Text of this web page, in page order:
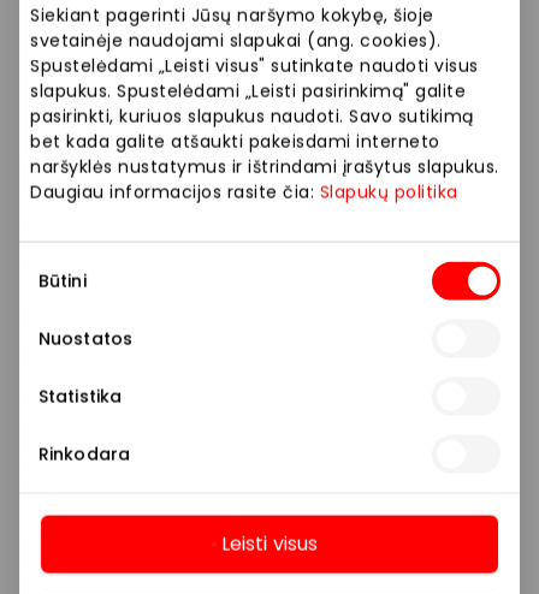
Siekiant pagerinti Jūsų naršymo kokybę, šioje
svetainėje naudojami slapukai (ang. cookies).
Spustelėdami „Leisti visus" sutinkate naudoti visus
slapukus. Spustelėdami „Leisti pasirinkimą" galite
pasirinkti, kuriuos slapukus naudoti. Savo sutikimą
bet kada galite atšaukti pakeisdami interneto
naršyklės nustatymus ir ištrindami įrašytus slapukus.
Daugiau informacijos rasite čia: Slapukų politika
pasirinkimas
Būtini
Nuostatos
Statistika
Rinkodara
Leisti visus
Laimėk elektrinį motociklą: apsipirkite bent už
59€,registruokitėsir laimėkite elektrinį motociklą.
Kas savaitę laimėkite po Zyle karšto oro
gruzdintuvę.
Prekybos ir pramogų centre „AKROPOLIS“
veikiančios parduotuvės ir paslaugų teikėjai
savarankiškai nustato taikomas nuolaidas, jų
dydžius bei kitas aktualias sąlygas.
Stengiamės kuo tiksliau pateikti aktualią
informaciją, tačiau, jei kyla neatitikimų tarp mūsų
tinklalapyje pateiktos informacijos ir faktinės
informacijos parduotuvėje ar paslaugų teikimo
vietoje, visada vadovaukitės tuo, kas nurodyta
vietoje.
Daugiau